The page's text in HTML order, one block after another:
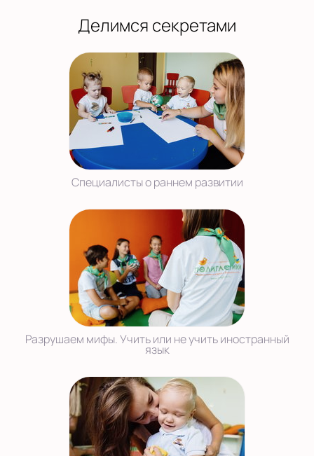
Делимся секретами
Специалисты о раннем развитии
Разрушаем мифы. Учить или не учить иностранный
язык